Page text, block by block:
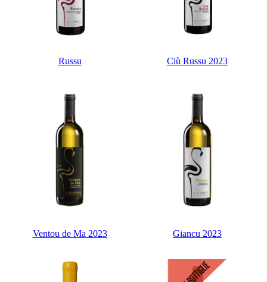
Russu Ciù Russu 2023
Ventou de Ma 2023 Giancu 2023